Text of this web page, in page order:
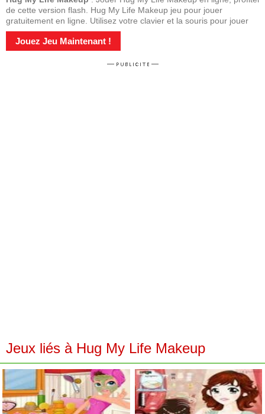
de cette version flash. Hug My Life Makeup jeu pour jouer
gratuitement en ligne. Utilisez votre clavier et la souris pour jouer
Jouez Jeu Maintenant !
Jeux liés à Hug My Life Makeup